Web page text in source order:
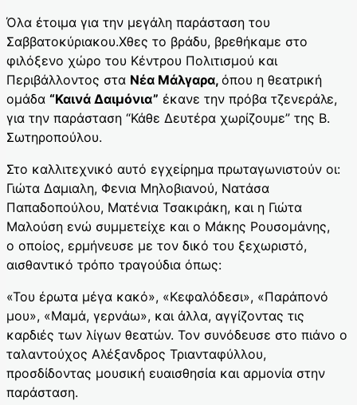
Όλα έτοιμα για την μεγάλη παράσταση του
Σαββατοκύριακου.Χθες το βράδυ, βρεθήκαμε στο
φιλόξενο χώρο του Κέντρου Πολιτισμού και
Περιβάλλοντος στα Νέα Μάλγαρα, όπου η θεατρική
ομάδα “Καινά Δαιμόνια” έκανε την πρόβα τζενεράλε,
για την παράσταση “Κάθε Δευτέρα χωρίζουμε” της Β.
Σωτηροπούλου.
Στο καλλιτεχνικό αυτό εγχείρημα πρωταγωνιστούν οι:
Γιώτα Δαμιαλη, Φενια Μηλοβιανού, Νατάσα
Παπαδοπούλου, Ματένια Τσακιράκη, και η Γιώτα
Μαλούση ενώ συμμετείχε και ο Μάκης Ρουσομάνης,
ο οποίος, ερμήνευσε με τον δικό του ξεχωριστό,
αισθαντικό τρόπο τραγούδια όπως:
«Του έρωτα μέγα κακό», «Κεφαλόδεσι», «Παράπονό
μου», «Μαμά, γερνάω», και άλλα, αγγίζοντας τις
καρδιές των λίγων θεατών. Τον συνόδευσε στο πιάνο ο
ταλαντούχος Αλέξανδρος Τριανταφύλλου,
προσδίδοντας μουσική ευαισθησία και αρμονία στην
παράσταση.